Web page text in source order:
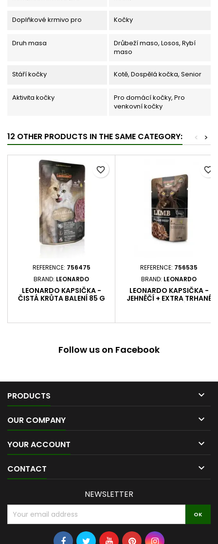
Doplňkové krmivo pro Kočky
Druh masa
Drůbeží maso, Losos, Rybí
maso
Stáří kočky Kotě, Dospělá kočka, Senior
Aktivita kočky
Pro domácí kočky, Pro
venkovní kočky
12 OTHER PRODUCTS IN THE SAME CATEGORY: >
<
REFERENCE: 756475
BRAND: LEONARDO
LEONARDO KAPSIČKA -
ČISTÁ KRŮTA BALENÍ 85 G
favorite_border
REFERENCE: 756535
BRAND: LEONARDO
LEONARDO KAPSIČKA -
JEHNĚČÍ + EXTRA TRHANÉ
favorite_border
Follow us on Facebook
PRODUCTS 
OUR COMPANY 
YOUR ACCOUNT 
CONTACT 
NEWSLETTER